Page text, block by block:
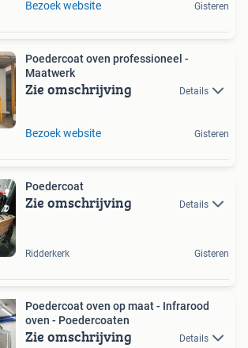
Bezoek website Gisteren
Poedercoat oven professioneel -
Maatwerk
Zie omschrijving Details
Bezoek website Gisteren
Poedercoat
Zie omschrijving Details
Ridderkerk Gisteren
Poedercoat oven op maat - Infrarood
oven - Poedercoaten
Zie omschrijving Details